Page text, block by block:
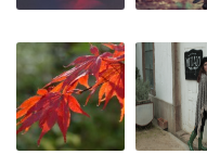
Domingo
na
Quinta
das
Águias